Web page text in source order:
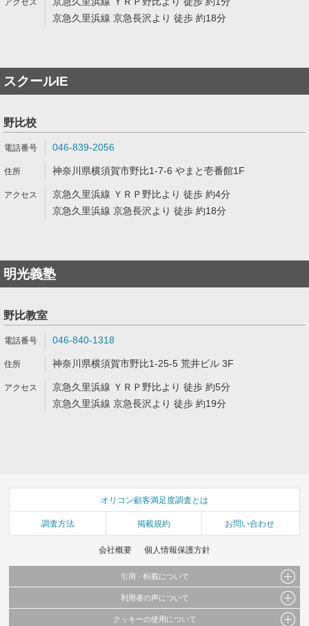
京急久里浜線 京急長沢より 徒歩 約18分
スクールIE
野比校
046-839-2056
神奈川県横須賀市野比1-7-6 やまと壱番館1F
京急久里浜線 ＹＲＰ野比より 徒歩 約4分
京急久里浜線 京急長沢より 徒歩 約18分
明光義塾
野比教室
046-840-1318
神奈川県横須賀市野比1-25-5 荒井ビル 3F
京急久里浜線 ＹＲＰ野比より 徒歩 約5分
京急久里浜線 京急長沢より 徒歩 約19分
オリコン顧客満足度調査とは
調査方法 掲載規約 お問い合わせ
会社概要 個人情報保護方針
引用・転載について
当サイトで公開されている情報（文字、写真、イラスト、画像データ等）及びこれらの配
利用者の声について
当サイトに掲載している内容はすべてサービスの利用者が提出された見解・感想です。
クッキーの使用について